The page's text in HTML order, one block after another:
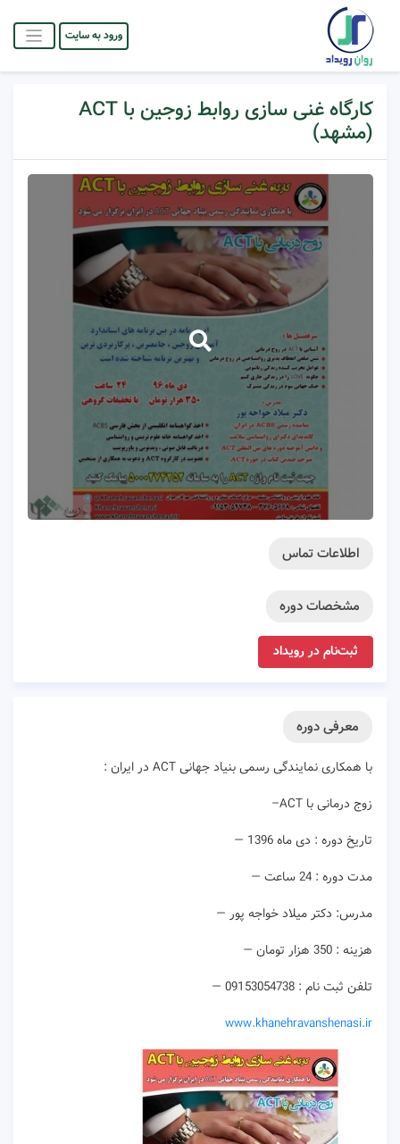
ورود به سایت
کارگاه غنی سازی روابط زوجین با ACT
(مشهد)
اطلاعات تماس
مشخصات دوره
ثبت‌نام در رویداد
معرفی دوره
با همکاری نمایندگی رسمی بنیاد جهانی ACT در ایران :
زوج درمانی با ACT–
تاریخ دوره : دی ماه 1396 —
مدت دوره : 24 ساعت —
مدرس: دکتر میلاد خواجه پور —
هزینه : 350 هزار تومان —
تلفن ثبت نام : 09153054738 —
www.khanehravanshenasi.ir